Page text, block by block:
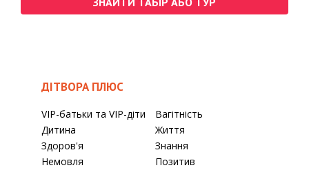
ДІТВОРА ПЛЮС
VIP-батьки та VIP-діти
Вагітність
Дитина
Життя
Здоров'я
Знання
Немовля
Позитив